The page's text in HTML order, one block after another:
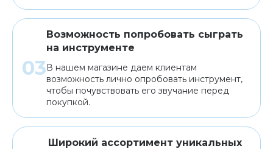
Возможность попробовать сыграть
на инструменте
В нашем магазине даем клиентам
возможность лично опробовать инструмент,
чтобы почувствовать его звучание перед
покупкой.
Широкий ассортимент уникальных